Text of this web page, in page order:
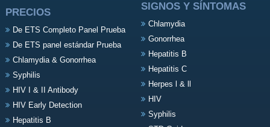
PRECIOS
De ETS Completo Panel Prueba
De ETS panel estándar Prueba
Chlamydia & Gonorrhea
Syphilis
HIV I & II Antibody
HIV Early Detection
Hepatitis B
SIGNOS Y SÍNTOMAS
Chlamydia
Gonorrhea
Hepatitis B
Hepatitis C
Herpes l & ll
HIV
Syphilis